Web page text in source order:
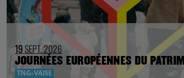
19SEPT. 2026
JOURNÉES EUROPÉENNES DU
TNG-VAISE